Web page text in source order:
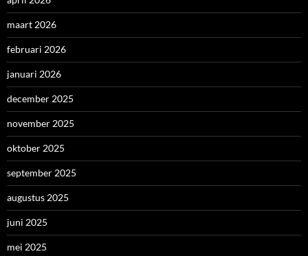
maart 2026
februari 2026
januari 2026
december 2025
november 2025
oktober 2025
september 2025
augustus 2025
juni 2025
mei 2025